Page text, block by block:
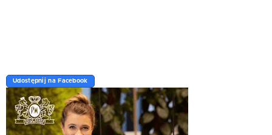
Udostępnij na Facebook